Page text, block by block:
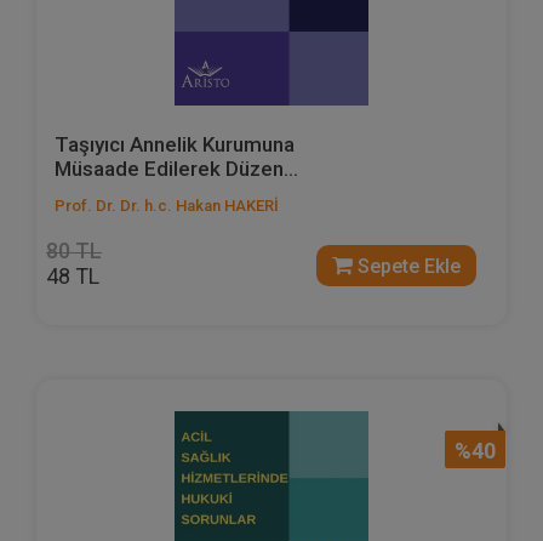
Taşıyıcı Annelik Kurumuna
Müsaade Edilerek Düzen...
Prof. Dr. Dr. h.c. Hakan HAKERİ
80 TL
48 TL Sepete Ekle
%40